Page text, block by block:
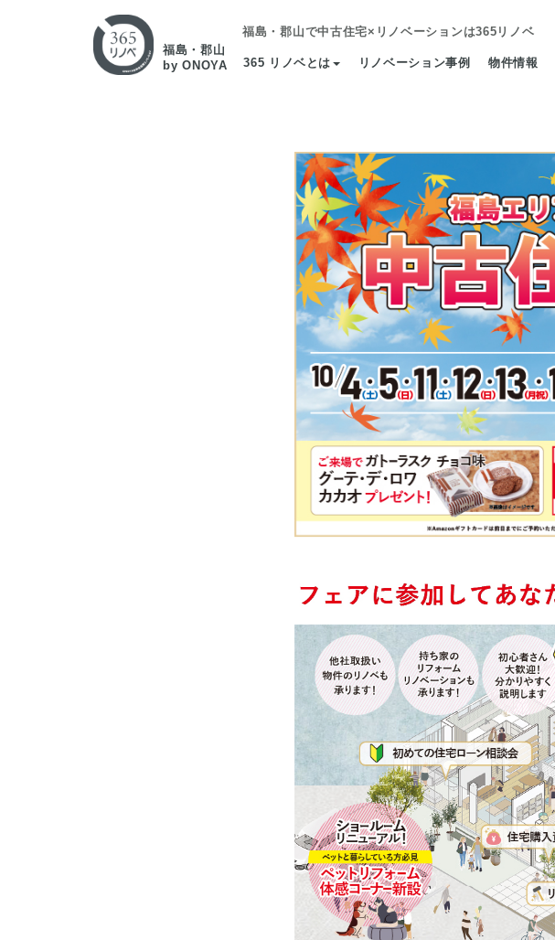
福島・郡山
by ONOYA
福島・郡山で中古住宅×リノベーションは365リノベ
365 リノベとは リノベーション事例 物件情報